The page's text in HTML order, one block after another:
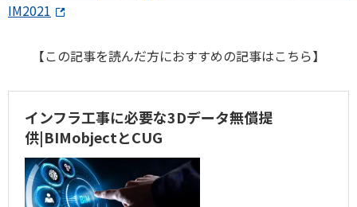
IM2021
【この記事を読んだ方におすすめの記事はこちら】
インフラ工事に必要な3Dデータ無償提
供|BIMobjectとCUG